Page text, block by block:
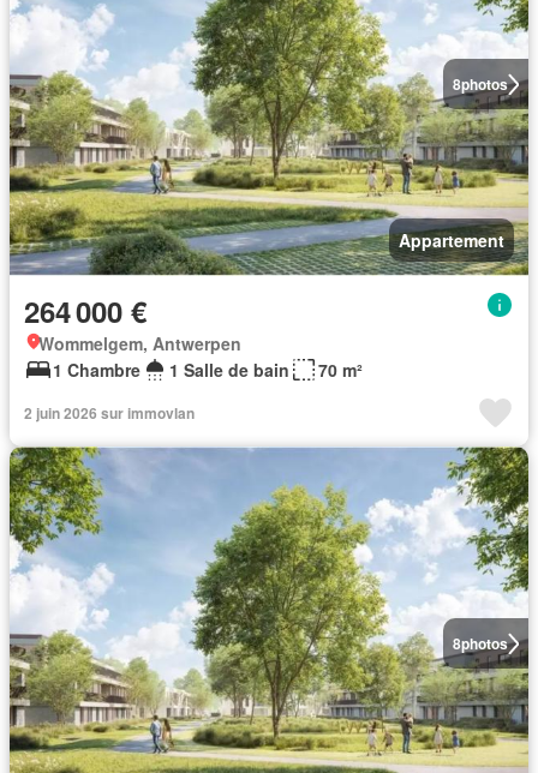
8photos
Appartement
264 000 €
Wommelgem, Antwerpen
1 Chambre
1 Salle de bain 70 m²
2 juin 2026 sur immovlan
8photos